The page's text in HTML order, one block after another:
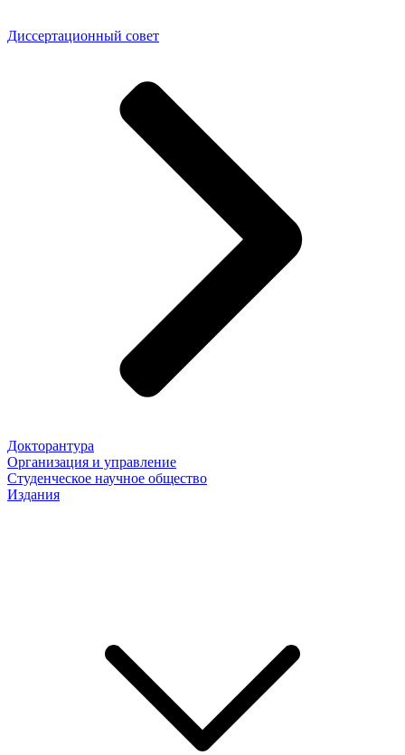
Диссертационный совет
Докторантура
Организация и управление
Студенческое научное общество
Издания